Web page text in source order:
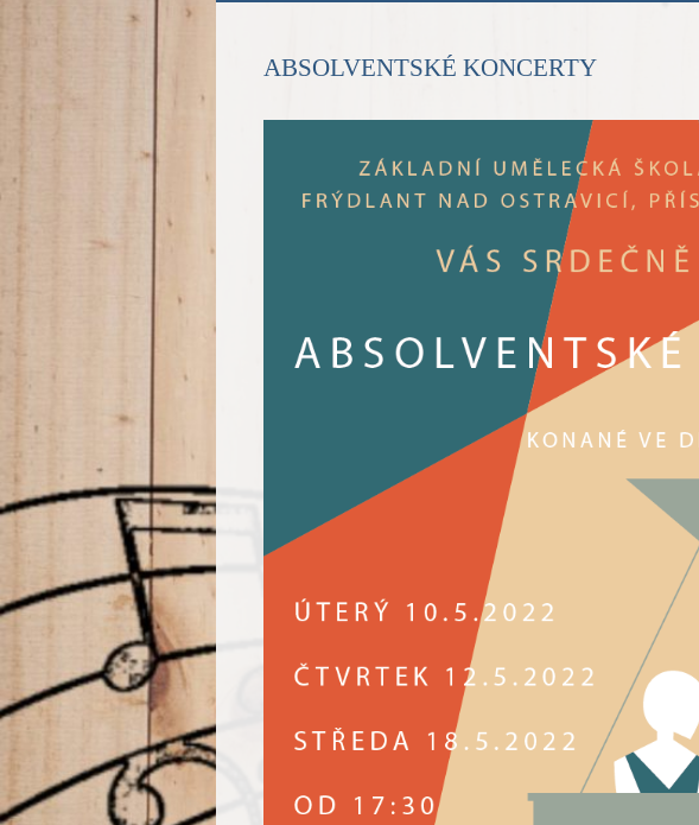
ABSOLVENTSKÉ KONCERTY